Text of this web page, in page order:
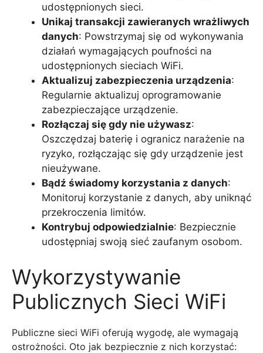
udostępnionych sieci.
Unikaj transakcji zawieranych wrażliwych
danych: Powstrzymaj się od wykonywania
działań wymagających poufności na
udostępnionych sieciach WiFi.
Aktualizuj zabezpieczenia urządzenia:
Regularnie aktualizuj oprogramowanie
zabezpieczające urządzenie.
Rozłączaj się gdy nie używasz:
Oszczędzaj baterię i ogranicz narażenie na
ryzyko, rozłączając się gdy urządzenie jest
nieużywane.
Bądź świadomy korzystania z danych:
Monitoruj korzystanie z danych, aby uniknąć
przekroczenia limitów.
Kontrybuj odpowiedzialnie: Bezpiecznie
udostępniaj swoją sieć zaufanym osobom.
Wykorzystywanie
Publicznych Sieci WiFi
Publiczne sieci WiFi oferują wygodę, ale wymagają
ostrożności. Oto jak bezpiecznie z nich korzystać: